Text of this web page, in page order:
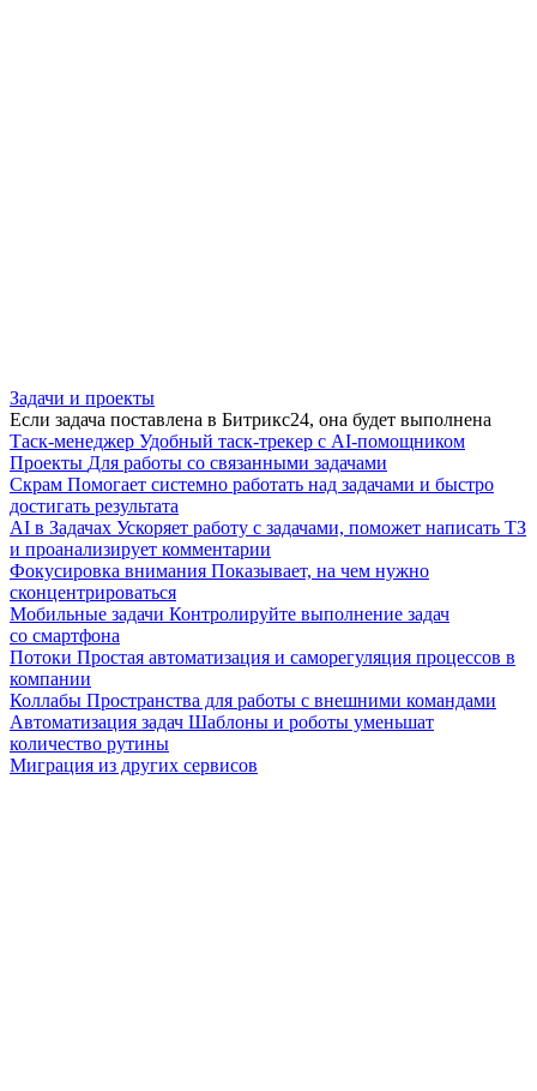
Задачи и проекты
Если задача поставлена в Битрикс24, она будет выполнена
Таск-менеджер Удобный таск-трекер с AI-помощником
Проекты Для работы со связанными задачами
Скрам Помогает системно работать над задачами и быстро
достигать результата
AI в Задачах Ускоряет работу с задачами, поможет написать ТЗ
и проанализирует комментарии
Фокусировка внимания Показывает, на чем нужно
сконцентрироваться
Мобильные задачи Контролируйте выполнение задач
со смартфона
Потоки Простая автоматизация и саморегуляция процессов в
компании
Коллабы Пространства для работы с внешними командами
Автоматизация задач Шаблоны и роботы уменьшат
количество рутины
Миграция из других сервисов